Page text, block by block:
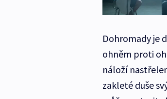
Dohromady je
ohněm proti
náloží
zakleté duše